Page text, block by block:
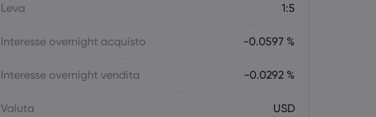
Leva 1:5
Interesse overnight acquisto -0.0597 %
Interesse overnight vendita -0.0292 %
Valuta USD